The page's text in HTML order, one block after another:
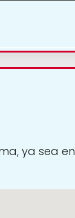
ya sea en